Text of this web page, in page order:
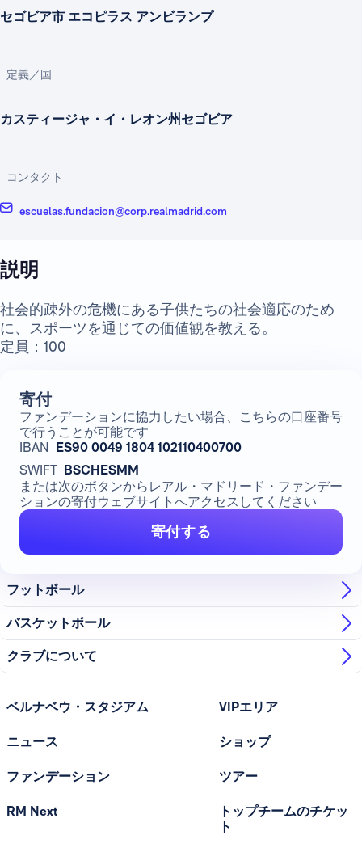
セゴビア市 エコピラス アンビランプ
定義／国
カスティージャ・イ・レオン州セゴビア
コンタクト
escuelas.fundacion@corp.realmadrid.com
説明
社会的疎外の危機にある子供たちの社会適応のため
に、スポーツを通じての価値観を教える。
定員：100
寄付
ファンデーションに協力したい場合、こちらの口座番号
で行うことが可能です
IBAN ES90 0049 1804 102110400700
SWIFT BSCHESMM
または次のボタンからレアル・マドリード・ファンデー
ションの寄付ウェブサイトへアクセスしてください
寄付する
フットボール
バスケットボール
クラブについて
ベルナベウ・スタジアム
ニュース
ファンデーション
RM Next
VIPエリア
ショップ
ツアー
トップチームのチケッ
ト